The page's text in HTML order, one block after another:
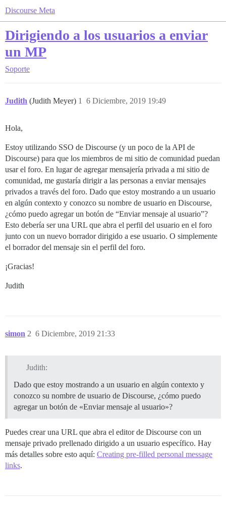
Discourse Meta
Dirigiendo a los usuarios a enviar
un MP
Soporte
Judith (Judith Meyer) 6 Diciembre, 2019 19:49
1
Hola,
Estoy utilizando SSO de Discourse (y un poco de la API de
Discourse) para que los miembros de mi sitio de comunidad puedan
usar el foro. En lugar de agregar mensajería privada a mi sitio de
comunidad, me gustaría dirigir a las personas a enviar mensajes
privados a través del foro. Dado que estoy mostrando a un usuario
en algún contexto y conozco su nombre de usuario en Discourse,
¿cómo puedo agregar un botón de “Enviar mensaje al usuario”?
Esto debería ser una URL que abra el perfil del usuario en el foro
junto con un nuevo borrador dirigido a ese usuario. O simplemente
el borrador del mensaje sin el perfil del foro.
¡Gracias!
Judith
simon 6 Diciembre, 2019 21:33
2
Judith:
Dado que estoy mostrando a un usuario en algún contexto y
conozco su nombre de usuario de Discourse, ¿cómo puedo
agregar un botón de «Enviar mensaje al usuario»?
Puedes crear una URL que abra el editor de Discourse con un
mensaje privado prellenado dirigido a un usuario específico. Hay
más detalles sobre esto aquí: Creating pre-filled personal message
links.